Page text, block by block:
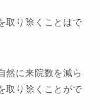
取り除くことはで
然に来院数を減ら
取り除くことがで